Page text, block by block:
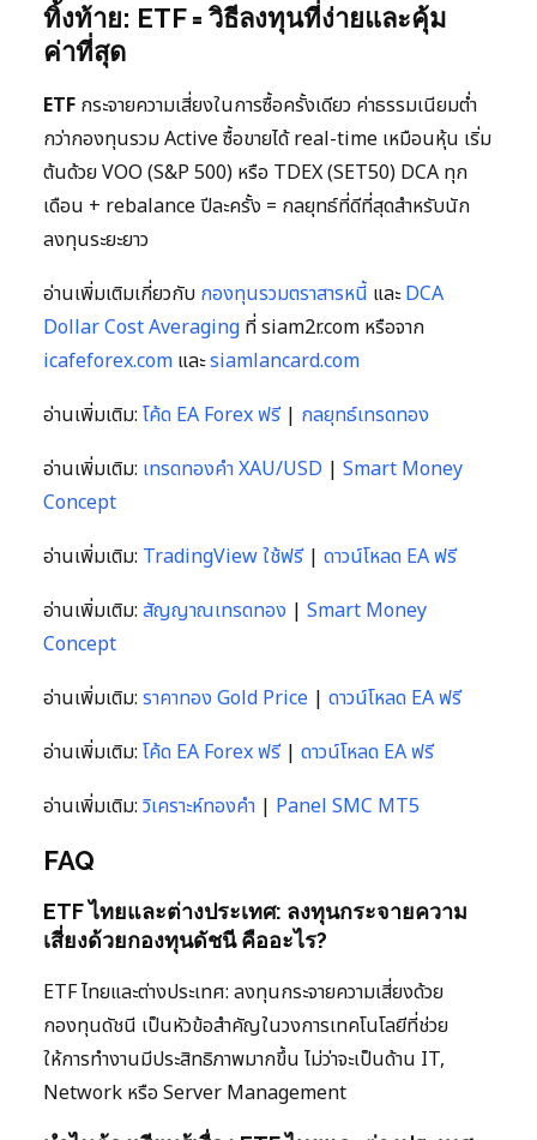
ทิ้งท้าย: ETF = วิธีลงทุนที่ง่ายและคุ้ม
ค่าที่สุด
ETF กระจายความเสี่ยงในการซื้อครั้งเดียว ค่าธรรมเนียมต่ำ
กว่ากองทุนรวม Active ซื้อขายได้ real-time เหมือนหุ้น เริ่ม
ต้นด้วย VOO (S&P 500) หรือ TDEX (SET50) DCA ทุก
เดือน + rebalance ปีละครั้ง = กลยุทธ์ที่ดีที่สุดสำหรับนัก
ลงทุนระยะยาว
อ่านเพิ่มเติมเกี่ยวกับ กองทุนรวมตราสารหนี้ และDCA
Dollar Cost Averaging ที่ siam2r.com หรือจาก
icafeforex.com และsiamlancard.com
อ่านเพิ่มเติม: โค้ด EA Forex ฟรี| กลยุทธ์เทรดทอง
อ่านเพิ่มเติม: เทรดทองคำ XAU/USD | Smart Money
Concept
อ่านเพิ่มเติม: TradingView ใช้ฟรี| ดาวน์โหลด EA ฟรี
อ่านเพิ่มเติม: สัญญาณเทรดทอง | Smart Money
Concept
อ่านเพิ่มเติม: ราคาทอง Gold Price | ดาวน์โหลด EA ฟรี
อ่านเพิ่มเติม: โค้ด EA Forex ฟรี| ดาวน์โหลด EA ฟรี
อ่านเพิ่มเติม: วิเคราะห์ทองคำ | Panel SMC MT5
FAQ
ETF ไทยและต่างประเทศ: ลงทุนกระจายความ
เสี่ยงด้วยกองทุนดัชนี คืออะไร?
ETF ไทยและต่างประเทศ: ลงทุนกระจายความเสี่ยงด้วย
กองทุนดัชนี เป็นหัวข้อสำคัญในวงการเทคโนโลยีที่ช่วย
ให้การทำงานมีประสิทธิภาพมากขึ้น ไม่ว่าจะเป็นด้าน IT,
Network หรือ Server Management